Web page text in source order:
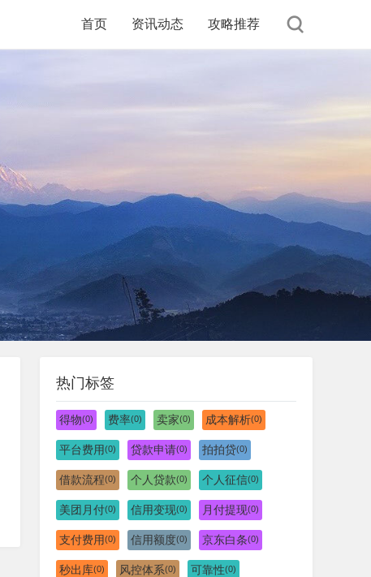
首页 资讯动态 攻略推荐
热门标签
得物(0) 费率(0) 卖家(0) 成本解析(0)
平台费用(0) 贷款申请(0) 拍拍贷(0)
借款流程(0) 个人贷款(0) 个人征信(0)
美团月付(0) 信用变现(0) 月付提现(0)
支付费用(0) 信用额度(0) 京东白条(0)
秒出库(0) 风控体系(0) 可靠性(0)